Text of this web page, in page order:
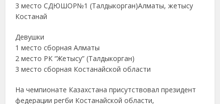
3 место СДЮШОР№1 (Талдыкорган)Алматы, жетысу
Костанай
Девушки
1 место сборная Алматы
2 место РК “Жетысу” (Талдыкорган)
3 место сборная Костанайской области
На чемпионате Казахстана присутствовал президент
федерации регби Костанайской области,